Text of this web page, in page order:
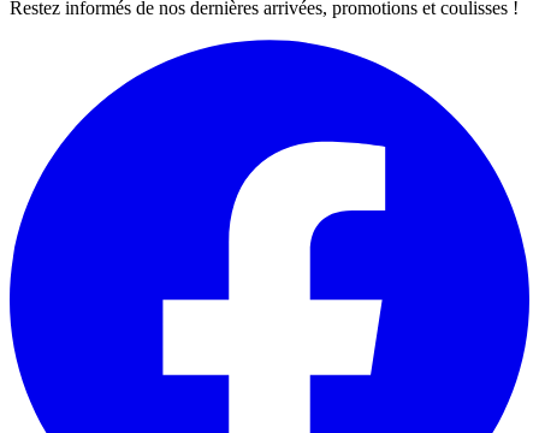
Restez informés de nos dernières arrivées, promotions et coulisses !